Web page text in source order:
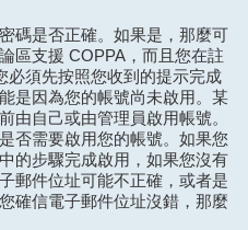
碼是否正確。如果是，那麼可
區支援 COPPA，而且您在註
必須先按照您收到的提示完成
是因為您的帳號尚未啟用。某
由自己或由管理員啟用帳號。
否需要啟用您的帳號。如果您
的步驟完成啟用，如果您沒有
郵件位址可能不正確，或者是
確信電子郵件位址沒錯，那麼